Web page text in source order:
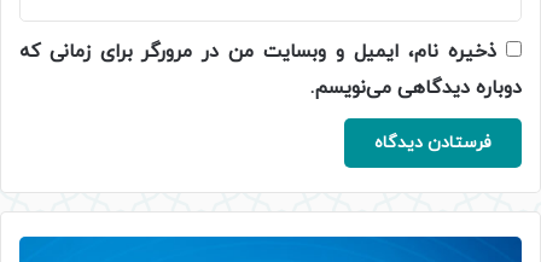
ذخیره نام، ایمیل و وبسایت من در مرورگر برای زمانی که
دوباره دیدگاهی می‌نویسم.